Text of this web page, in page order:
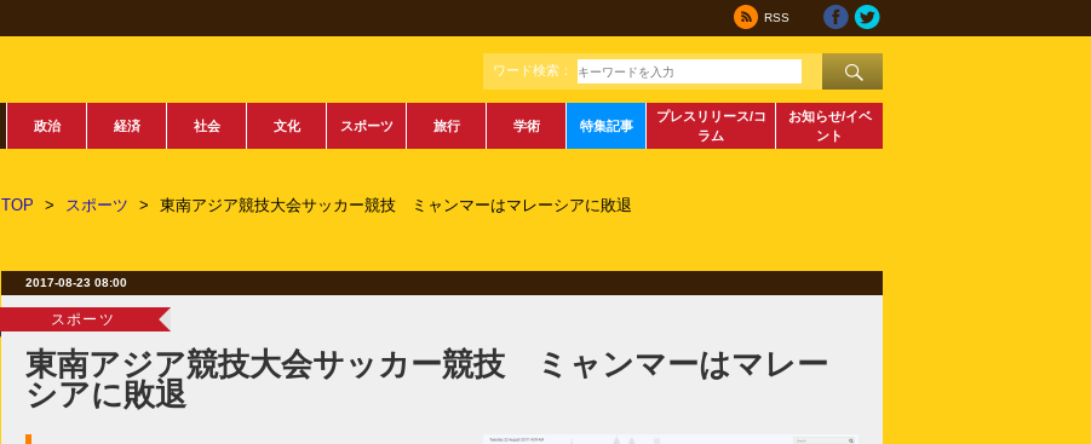
RSS
ワード検索：
政治 経済 社会 文化 スポーツ 旅行 学術 特集記事
プレスリリース/コ
ラム
お知らせ/イベ
ント
TOP > スポーツ > 東南アジア競技大会サッカー競技 ミャンマーはマレーシアに敗退
2017-08-23 08:00
スポーツ
東南アジア競技大会サッカー競技 ミャンマーはマレー
シアに敗退